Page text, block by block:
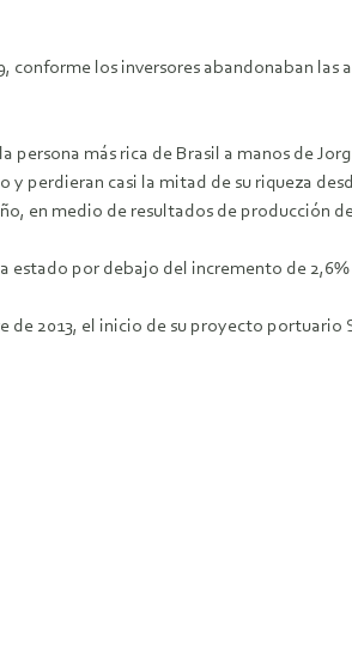
conforme los inversores abandonaban
más rica de Brasil a manos de
y perdieran casi la mitad de su riqueza
en medio de resultados de producción
estado por debajo del incremento de
2013, el inicio de su proyecto portuario